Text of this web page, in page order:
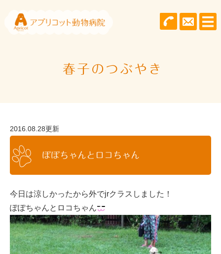
春子のつぶやき
2016.08.28更新
ぽぽちゃんとロコちゃん
今日は涼しかったから外でjrクラスしました！
ぽぽちゃんとロコちゃん